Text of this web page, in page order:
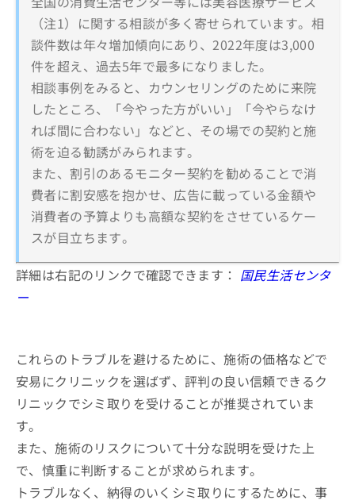
（注1）に関する相談が多く寄せられています。相
談件数は年々増加傾向にあり、2022年度は3,000
件を超え、過去5年で最多になりました。
相談事例をみると、カウンセリングのために来院
したところ、「今やった方がいい」「今やらなけ
れば間に合わない」などと、その場での契約と施
術を迫る勧誘がみられます。
また、割引のあるモニター契約を勧めることで消
費者に割安感を抱かせ、広告に載っている金額や
消費者の予算よりも高額な契約をさせているケー
スが目立ちます。
詳細は右記のリンクで確認できます： 国民生活センタ
ー
これらのトラブルを避けるために、施術の価格などで
安易にクリニックを選ばず、評判の良い信頼できるク
リニックでシミ取りを受けることが推奨されていま
す。
また、施術のリスクについて十分な説明を受けた上
で、慎重に判断することが求められます。
トラブルなく、納得のいくシミ取りにするために、事